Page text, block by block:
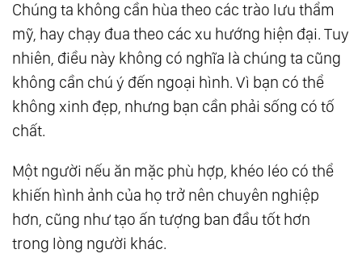
Biết Ai Người Quân Tử, Ai Kẻ Tiểu Nhân?
84.
“Giàu Không Đổi Bạn, Sang Không Đổi
Vợ”, Đến Nay Có Mấy Ai Làm Được?
86. 4 Bước Để Đi Qua Quá Khứ, Biến Vướng
Bận Thành Hạnh Phúc
Biết Rõ Về Họ
88.Nếu Con Dao Thể Hiện Tài Nghệ Của Đầu
Bếp, Thì Lời Nói Bộc Lộ Giáo Dưỡng Của Một
Người
Chúng ta không cần hùa theo các trào lưu thẩm
mỹ, hay chạy đua theo các xu hướng hiện đại. Tuy
nhiên, điều này không có nghĩa là chúng ta cũng
không cần chú ý đến ngoại hình. Vì bạn có thể
không xinh đẹp, nhưng bạn cần phải sống có tố
chất.
Một người nếu ăn mặc phù hợp, khéo léo có thể
khiến hình ảnh của họ trở nên chuyên nghiệp
hơn, cũng như tạo ấn tượng ban đầu tốt hơn
trong lòng người khác.